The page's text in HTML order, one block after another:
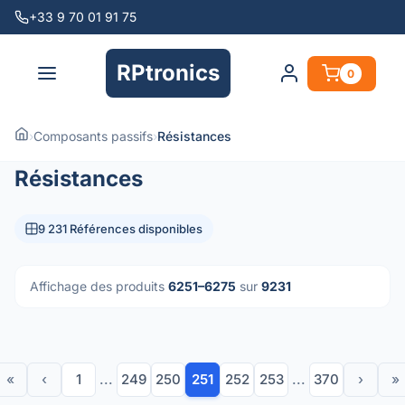
+33 9 70 01 91 75
RPtronics 0
›Composants passifs›Résistances
Résistances
9 231 Références disponibles
Affichage des produits 6251–6275 sur 9231
« ‹ 1 ... 249 250 251 252 253 ... 370 › »